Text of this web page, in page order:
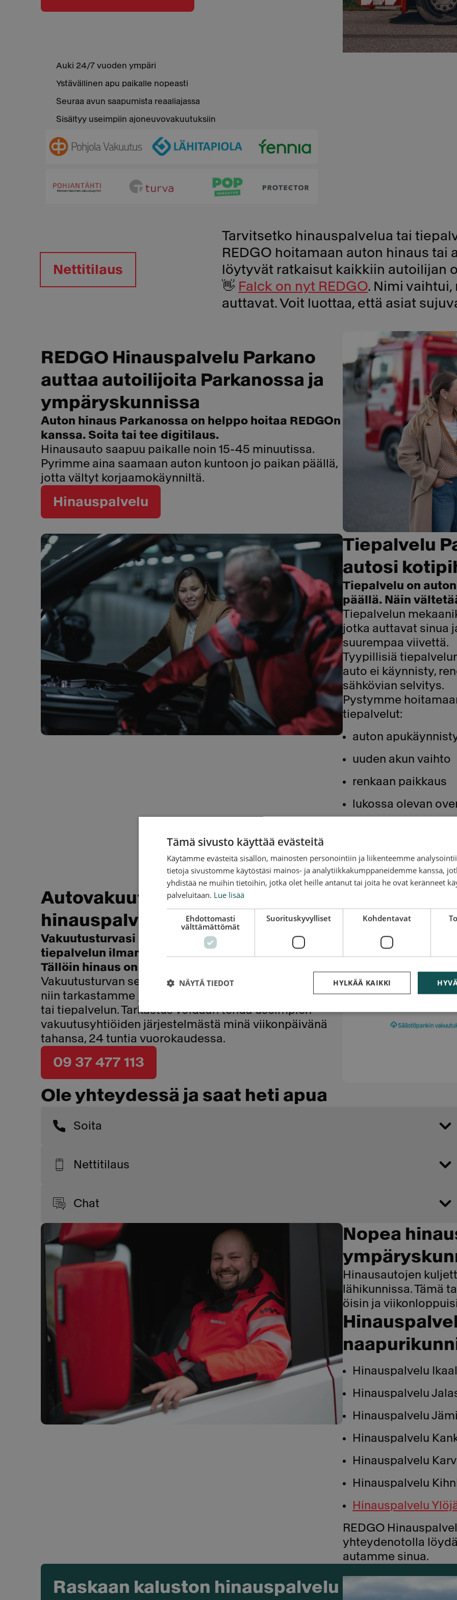
Auki 24/7 vuoden ympäri
Ystävällinen apu paikalle nopeasti
Seuraa avun saapumista reaaliajassa
Sisältyy useimpiin ajoneuvovakuutuksiin
Tarvitsetko hinauspalvelua tai
REDGO hoitamaan auton hinaus tai
löytyvät ratkaisut kaikkiin autoilijan
👋 Falck on nyt REDGO. Nimi
auttavat. Voit luottaa, että asiat
Nettitilaus
REDGO Hinauspalvelu Parkano
auttaa autoilijoita Parkanossa ja
ympäryskunnissa
Auton hinaus Parkanossa on helppo hoitaa REDGOn
kanssa. Soita tai tee digitilaus.
Hinausauto saapuu paikalle noin 15-45 minuutissa.
Pyrimme aina saamaan auton kuntoon jo paikan päällä,
jotta vältyt korjaamokäynniltä.
Hinauspalvelu
Tiepalvelu
autosi
Tiepalvelu on
päällä. Näin
Tiepalvelun
jotka auttavat sinua
suurempaa viivettä.
Tyypillisiä
auto ei käynnisty,
sähkövian selvitys.
Pystymme
tiepalvelut:
auton
uuden akun vaihto
renkaan paikkaus
lukossa olevan
Kaikki asiat ovat
Soita tai tee
Tiepalvelu
Autovakuutus korvaa
hinauspalvelun
Vakuutusturvasi korvaa yleensä hinaus- tai
tiepalvelun ilman omavastuuta tai bonusmenetystä.
Tällöin hinaus on ilmainen.
Vakuutusturvan selvittäminen on helppoa. Soita meille
niin tarkastamme
korvaako vakuutusyhtiösi hinauksen
tai tiepalvelun. Tarkastus voidaan tehdä useimpien
vakuutusyhtiöiden järjestelmästä minä viikonpäivänä
tahansa, 24 tuntia vuorokaudessa.
09 37 477 113
Ole yhteydessä ja saat heti apua
Soita
Nettitilaus
Chat
Nopea
Hinausautojen
lähikunnissa. Tämä
öisin ja
Hinauspalvelu
Hinauspalvelu
Hinauspalvelu
Hinauspalvelu
Hinauspalvelu
Hinauspalvelu
Hinauspalvelu
REDGO
yhteydenotolla
autamme sinua.
Raskaan kaluston hinauspalvelu
Tämä sivusto käyttää evästeitä
Käytämme evästeitä sisällön, mainosten personointiin ja liikenteemme
tietoja sivustomme käytöstäsi mainos- ja analytiikkakumppaneidemme kanssa,
yhdistää ne muihin tietoihin, jotka olet heille antanut tai joita he ovat keränneet
palveluitaan. Lue lisää
Ehdottomasti
välttämättömät
Suorituskyvylliset Kohdentavat
HYLKÄÄ KAIKKI
NÄYTÄ TIEDOT